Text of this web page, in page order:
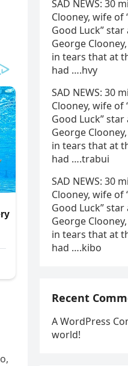
SAD NEWS: 30
Clooney, wife of
Good Luck”
George
in tears that at
had ….hvy
SAD NEWS: 30
Clooney, wife of
Good Luck”
George
in tears that at
had ….trabui
SAD NEWS: 30
Clooney, wife of
Good Luck”
George
in tears that at
had ….kibo
Recent
A WordPress
world!